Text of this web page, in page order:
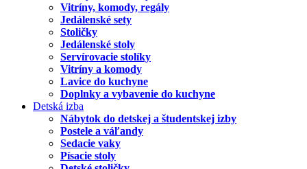
Vitríny, komody, regály
Jedálenské sety
Stoličky
Jedálenské stoly
Servírovacie stolíky
Vitríny a komody
Lavice do kuchyne
Doplnky a vybavenie do kuchyne
Detská izba
Nábytok do detskej a študentskej izby
Postele a váľandy
Sedacie vaky
Písacie stoly